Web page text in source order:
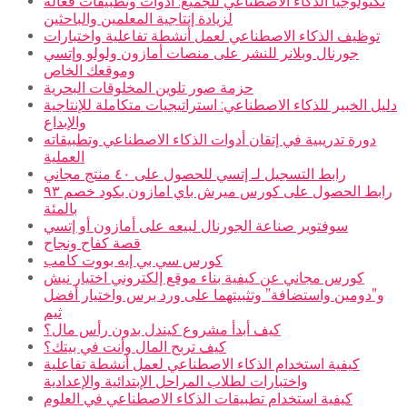
لزيادة إنتاجية المعلمين والباحثين
توظيف الذكاء الاصطناعي لعمل أنشطة تفاعلية واختبارات
جورنال وبلانر للنشر على منصات أمازون ولولو وإتسي
وموقعك الخاص
حزمة صور تلوين المخلوقات البحرية
دليل الخبير للذكاء الاصطناعي: استراتيجيات متكاملة للإنتاجية
والإبداع
دورة تدريبية في إتقان أدوات الذكاء الاصطناعي وتطبيقاته
العملية
رابط التسجيل لـ إتسي للحصول على ٤٠ منتج مجاني
رابط الحصول على كورس ميرش باي امازون بكود خصم ٩٣
بالمئة
سوفتوير صناعة الجورنال لبيعه على أمازون أو إتسي
قصة كفاح ونجاح
كورس سي بي إيه بووت كامب
كورس مجاني عن كيفية بناء موقع إلكتروني اختيار نيش
و”دومين واستضافة” وتثبيتهما على ورد برس واختيار أفضل
ثيم
كيف أبدأ مشروع كيندل بدون رأس مال؟
كيف تربح المال وأنت في بيتك؟
كيفية استخدام الذكاء الاصطناعي لعمل أنشطة تفاعلية
واختبارات لطلاب المراحل الإبتدائية والإعدادية
كيفية استخدام تطبيقات الذكاء الاصطناعي في العلوم